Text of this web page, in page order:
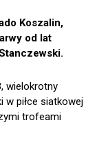
Koszalin,
od lat
wielokrotny
w piłce siatkowej
trofeami